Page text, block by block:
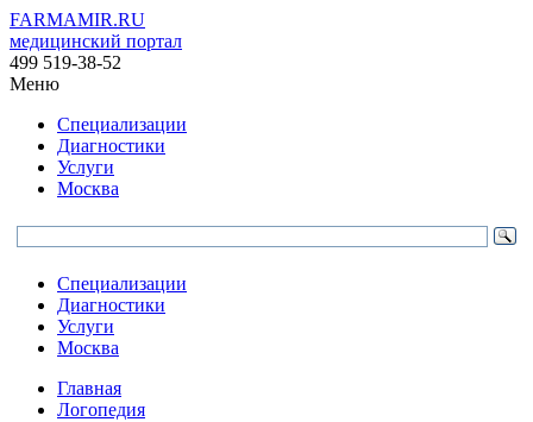
FARMAMIR.RU
медицинский портал
499 519-38-52
Меню
Специализации
Диагностики
Услуги
Москва
Специализации
Диагностики
Услуги
Москва
Главная
Логопедия